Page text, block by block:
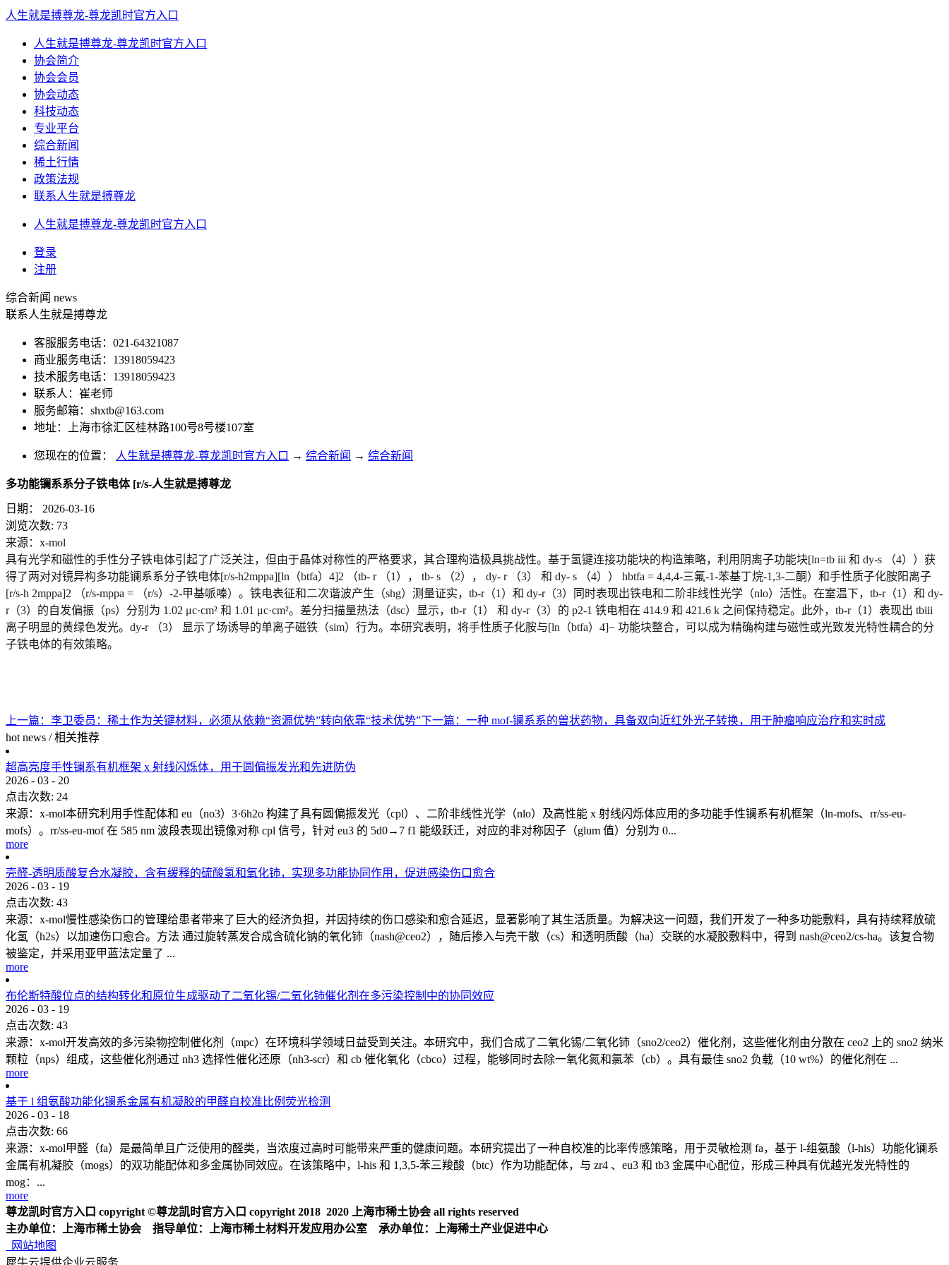
人生就是搏尊龙-尊龙凯时官方入口
人生就是搏尊龙-尊龙凯时官方入口
协会简介
协会会员
协会动态
科技动态
专业平台
综合新闻
稀土行情
政策法规
联系人生就是搏尊龙
人生就是搏尊龙-尊龙凯时官方入口
登录
注册
综合新闻 news
联系人生就是搏尊龙
客服服务电话：021-64321087
商业服务电话：13918059423
技术服务电话：13918059423
联系人：崔老师
服务邮箱： shxtb@163.com
地址：上海市徐汇区桂林路100号8号楼107室
您现在的位置： 人生就是搏尊龙-尊龙凯时官方入口 → 综合新闻 → 综合新闻
多功能镧系系分子铁电体 [r/s-人生就是搏尊龙
日期：
2026-03-16
浏览次数: 73
来源：x-mol
具有光学和磁性的手性分子铁电体引起了广泛关注，但由于晶体对称性的严格要求，其合理构造极具挑战性。基于氢键连接功能块的构造策略，利用阴离子功能块[ln=tb iii 和 dy-s （4））获
得了两对对镜异构多功能镧系系分子铁电体[r/s-h2mppa][ln（btfa）4]2 （tb- r （1）， tb- s （2）， dy- r （3） 和 dy- s （4）） hbtfa = 4,4,4-三氟-1-苯基丁烷-1,3-二酮）和手性质子化胺阳离子
[r/s-h 2mppa]2 （r/s-mppa = （r/s）-2-甲基哌嗪）。铁电表征和二次谐波产生（shg）测量证实，tb-r（1）和 dy-r（3）同时表现出铁电和二阶非线性光学（nlo）活性。在室温下，tb-r（1）和 dy-
r（3）的自发偏振（ps）分别为 1.02 μc·cm² 和 1.01 μc·cm²。差分扫描量热法（dsc）显示，tb-r（1） 和 dy-r（3）的 p2-1 铁电相在 414.9 和 421.6 k 之间保持稳定。此外，tb-r（1）表现出 tbiii
离子明显的黄绿色发光。dy-r （3） 显示了场诱导的单离子磁铁（sim）行为。本研究表明，将手性质子化胺与[ln（btfa）4]− 功能块整合，可以成为精确构建与磁性或光致发光特性耦合的分
子铁电体的有效策略。
上一篇： 李卫委员：稀土作为关键材料，必须从依赖“资源优势”转向依靠“技术优势”下一篇： 一种 mof-镧系系的兽状药物，具备双向近红外光子转换，用于肿瘤响应治疗和实时成
hot news / 相关推荐
超高亮度手性镧系有机框架 x 射线闪烁体，用于圆偏振发光和先进防伪
2026 - 03 - 20
点击次数: 24
来源：x-mol本研究利用手性配体和 eu（no3）3·6h2o 构建了具有圆偏振发光（cpl）、二阶非线性光学（nlo）及高性能 x 射线闪烁体应用的多功能手性镧系有机框架（ln-mofs、rr/ss-eu-
mofs）。rr/ss-eu-mof 在 585 nm 波段表现出镜像对称 cpl 信号，针对 eu3 的 5d0→7 f1 能级跃迁，对应的非对称因子（glum 值）分别为 0...
more
壳醛-透明质酸复合水凝胶，含有缓释的硫酸氢和氧化铈，实现多功能协同作用，促进感染伤口愈合
2026 - 03 - 19
点击次数: 43
来源：x-mol慢性感染伤口的管理给患者带来了巨大的经济负担，并因持续的伤口感染和愈合延迟，显著影响了其生活质量。为解决这一问题，我们开发了一种多功能敷料，具有持续释放硫
化氢（h2s）以加速伤口愈合。方法 通过旋转蒸发合成含硫化钠的氧化铈（nash@ceo2），随后掺入与壳干散（cs）和透明质酸（ha）交联的水凝胶敷料中，得到 nash@ceo2/cs-ha。该复合物
被鉴定，并采用亚甲蓝法定量了 ...
more
布伦斯特酸位点的结构转化和原位生成驱动了二氧化锡/二氧化铈催化剂在多污染控制中的协同效应
2026 - 03 - 19
点击次数: 43
来源：x-mol开发高效的多污染物控制催化剂（mpc）在环境科学领域日益受到关注。本研究中，我们合成了二氧化锡/二氧化铈（sno2/ceo2）催化剂，这些催化剂由分散在 ceo2 上的 sno2 纳米
颗粒（nps）组成，这些催化剂通过 nh3 选择性催化还原（nh3-scr）和 cb 催化氧化（cbco）过程，能够同时去除一氧化氮和氯苯（cb）。具有最佳 sno2 负载（10 wt%）的催化剂在 ...
more
基于 l 组氨酸功能化镧系金属有机凝胶的甲醛自校准比例荧光检测
2026 - 03 - 18
点击次数: 66
来源：x-mol甲醛（fa）是最简单且广泛使用的醛类，当浓度过高时可能带来严重的健康问题。本研究提出了一种自校准的比率传感策略，用于灵敏检测 fa，基于 l-组氨酸（l-his）功能化镧系
金属有机凝胶（mogs）的双功能配体和多金属协同效应。在该策略中，l-his 和 1,3,5-苯三羧酸（btc）作为功能配体，与 zr4 、eu3 和 tb3 金属中心配位，形成三种具有优越光发光特性的
mog：...
more
尊龙凯时官方入口 copyright ©尊龙凯时官方入口 copyright 2018 2020 上海市稀土协会 all rights reserved
主办单位：上海市稀土协会 指导单位：上海市稀土材料开发应用办公室 承办单位：上海稀土产业促进中心
网站地图
犀牛云提供企业云服务